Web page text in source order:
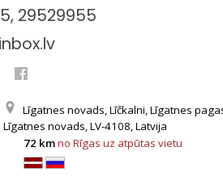
, 29529955
Līgatnes novads, Līčkalni, Līgatnes
Līgatnes novads, LV-4108, Latvija
72 kmno Rīgas uz atpūtas vietu